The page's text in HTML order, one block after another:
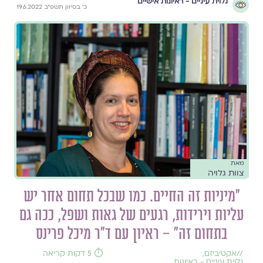
כ׳ בסיוון תשפ״ב 19.6.2022
מאת
צוות גלויה
״מיניות זה החיים. כמו שבכל תחום אחר יש
עליות וירידות, רגעים של גאות ושפל, ככה גם
בתחום זה״ – ראיון עם ד״ר מיכל פרינס
//אקטיביזם, ⏱️ 5 דקות קריאה